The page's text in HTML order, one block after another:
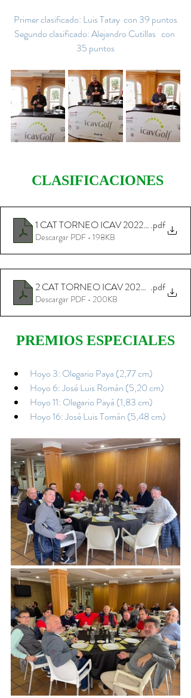
Primer clasificado: Luis Tatay  con 39 puntos
Segundo clasificado: Alejandro Cutillas   con
35 puntos
CLASIFICACIONES
1 CAT TORNEO ICAV 2022 PDF
.pdf
Descargar PDF • 198KB
2 CAT TORNEO ICAV 2022 PDF
.pdf
Descargar PDF • 200KB
PREMIOS ESPECIALES
Hoyo 3: Olegario Paya (2,77 cm)
Hoyo 6: José Luis Román (5,20 cm)
Hoyo 11: Olegario Payá (1,83 cm)
Hoyo 16: José Luis Tomán (5,48 cm)